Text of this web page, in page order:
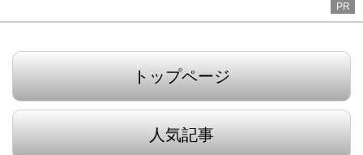
PR
トップページ
人気記事